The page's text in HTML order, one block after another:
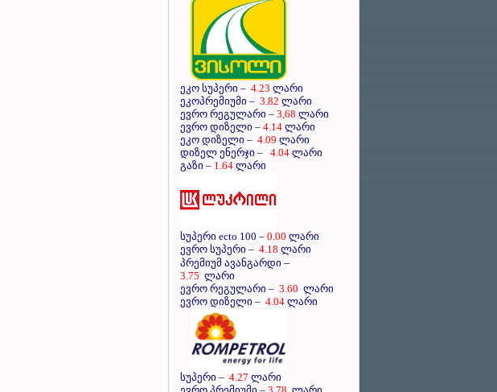
ეკო სუპერი – 4.23 ლარი
ეკოპრემიუმი – 3.82 ლარი
ევრო რეგულარი – 3,68 ლარი
ევრო დიზელი – 4.14 ლარი
ეკო დიზელი – 4.09 ლარი
დიზელ ენერჯი – 4.04 ლარი
გაზი – 1.64 ლარი
სუპერი ecto 100 – 0.00 ლარი
ევრო სუპერი – 4.18 ლარი
პრემიუმ ავანგარდი –
3.75 ლარი
ევრო რეგულარი – 3.60 ლარი
ევრო დიზელი – 4.04 ლარი
სუპერი – 4.27 ლარი